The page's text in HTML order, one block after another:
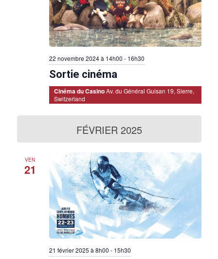
É
v
è
m
t
s
22 novembre 2024 à 14h00 - 16h30
Sortie cinéma
Cinéma du CasinoAv. du Général Guisan 19, Sierre,
Switzerland
FÉVRIER 2025
VEN
21
21 février 2025 à 8h00 - 15h30